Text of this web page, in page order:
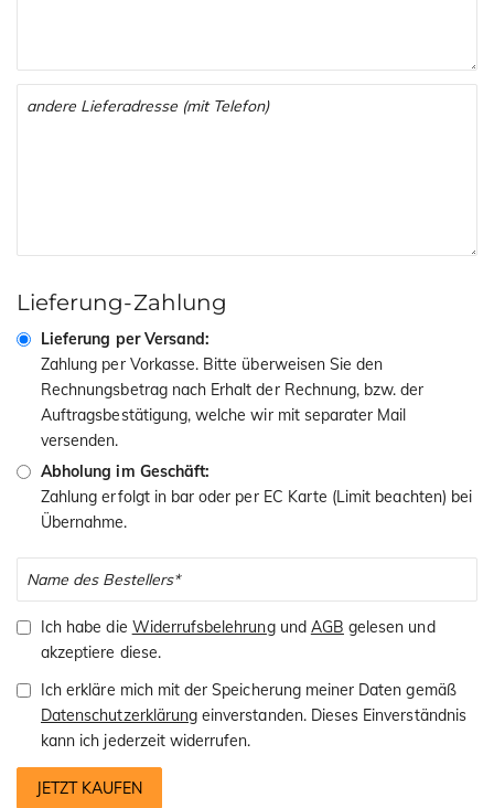
Lieferung-Zahlung
Lieferung per Versand:
Zahlung per Vorkasse. Bitte überweisen Sie den
Rechnungsbetrag nach Erhalt der Rechnung, bzw. der
Auftragsbestätigung, welche wir mit separater Mail
versenden.
Abholung im Geschäft:
Zahlung erfolgt in bar oder per EC Karte (Limit beachten) bei
Übernahme.
Ich habe die Widerrufsbelehrungund AGB gelesen und
akzeptiere diese.
Ich erkläre mich mit der Speicherung meiner Daten gemäß
Datenschutzerklärung einverstanden. Dieses Einverständnis
kann ich jederzeit widerrufen.
JETZT KAUFEN